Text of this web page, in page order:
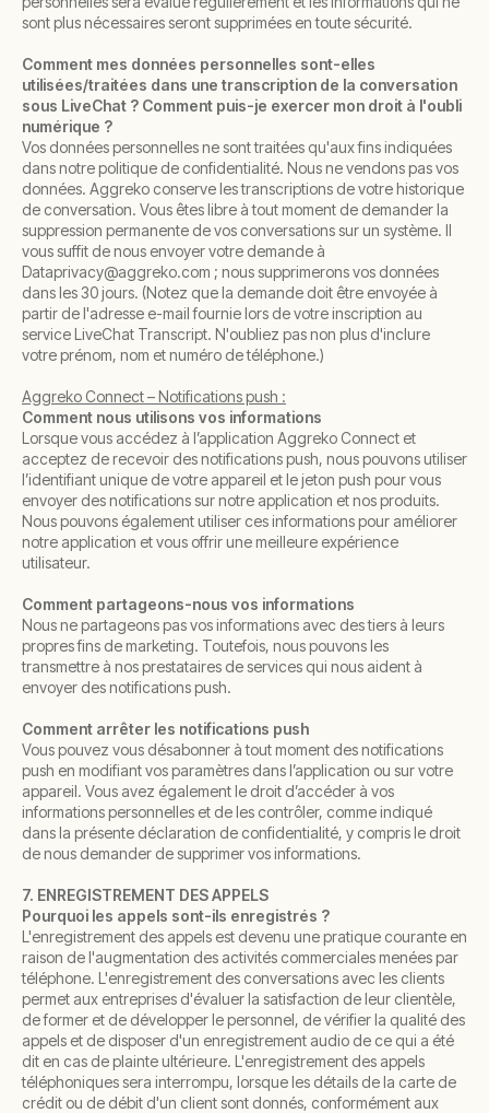
sont plus nécessaires seront supprimées en toute sécurité.
Comment mes données personnelles sont-elles
utilisées/traitées dans une transcription de la conversation
sous LiveChat ? Comment puis-je exercer mon droit à l'oubli
numérique ?
Vos données personnelles ne sont traitées qu'aux fins indiquées
dans notre politique de confidentialité. Nous ne vendons pas vos
données. Aggreko conserve les transcriptions de votre historique
de conversation. Vous êtes libre à tout moment de demander la
suppression permanente de vos conversations sur un système. Il
vous suffit de nous envoyer votre demande à
Dataprivacy@aggreko.com ; nous supprimerons vos données
dans les 30 jours. (Notez que la demande doit être envoyée à
partir de l'adresse e-mail fournie lors de votre inscription au
service LiveChat Transcript. N'oubliez pas non plus d'inclure
votre prénom, nom et numéro de téléphone.)
Aggreko Connect – Notifications push :
Comment nous utilisons vos informations
Lorsque vous accédez à l’application Aggreko Connect et
acceptez de recevoir des notifications push, nous pouvons utiliser
l’identifiant unique de votre appareil et le jeton push pour vous
envoyer des notifications sur notre application et nos produits.
Nous pouvons également utiliser ces informations pour améliorer
notre application et vous offrir une meilleure expérience
utilisateur.
Comment partageons-nous vos informations
Nous ne partageons pas vos informations avec des tiers à leurs
propres fins de marketing. Toutefois, nous pouvons les
transmettre à nos prestataires de services qui nous aident à
envoyer des notifications push.
Comment arrêter les notifications push
Vous pouvez vous désabonner à tout moment des notifications
push en modifiant vos paramètres dans l’application ou sur votre
appareil. Vous avez également le droit d’accéder à vos
informations personnelles et de les contrôler, comme indiqué
dans la présente déclaration de confidentialité, y compris le droit
de nous demander de supprimer vos informations.
7. ENREGISTREMENT DES APPELS
Pourquoi les appels sont-ils enregistrés ?
L'enregistrement des appels est devenu une pratique courante en
raison de l'augmentation des activités commerciales menées par
téléphone. L'enregistrement des conversations avec les clients
permet aux entreprises d'évaluer la satisfaction de leur clientèle,
de former et de développer le personnel, de vérifier la qualité des
appels et de disposer d'un enregistrement audio de ce qui a été
dit en cas de plainte ultérieure. L'enregistrement des appels
téléphoniques sera interrompu, lorsque les détails de la carte de
crédit ou de débit d'un client sont donnés, conformément aux